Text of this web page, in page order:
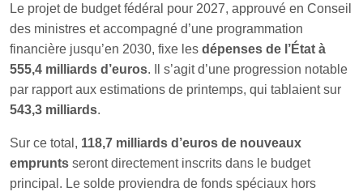
Le projet de budget fédéral pour 2027, approuvé en Conseil
des ministres et accompagné d’une programmation
financière jusqu’en 2030, fixe les dépenses de l’État à
555,4 milliards d’euros. Il s’agit d’une progression notable
par rapport aux estimations de printemps, qui tablaient sur
543,3 milliards.
Sur ce total, 118,7 milliards d’euros de nouveaux
emprunts seront directement inscrits dans le budget
principal. Le solde proviendra de fonds spéciaux hors